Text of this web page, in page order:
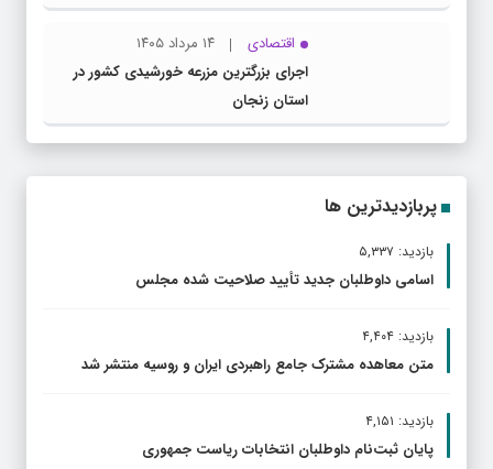
اقتصادی
۱۴ مرداد ۱۴۰۵
اجرای بزرگترین مزرعه خورشیدی کشور در
استان زنجان
پربازدیدترین ها
بازدید: ۵,۳۳۷
اسامی داوطلبان جدید تأیید صلاحیت شده مجلس
بازدید: ۴,۴۰۴
متن معاهده مشترک جامع راهبردی ایران و روسیه منتشر شد
بازدید: ۴,۱۵۱
پایان ثبت‌نام داوطلبان انتخابات ریاست جمهوری